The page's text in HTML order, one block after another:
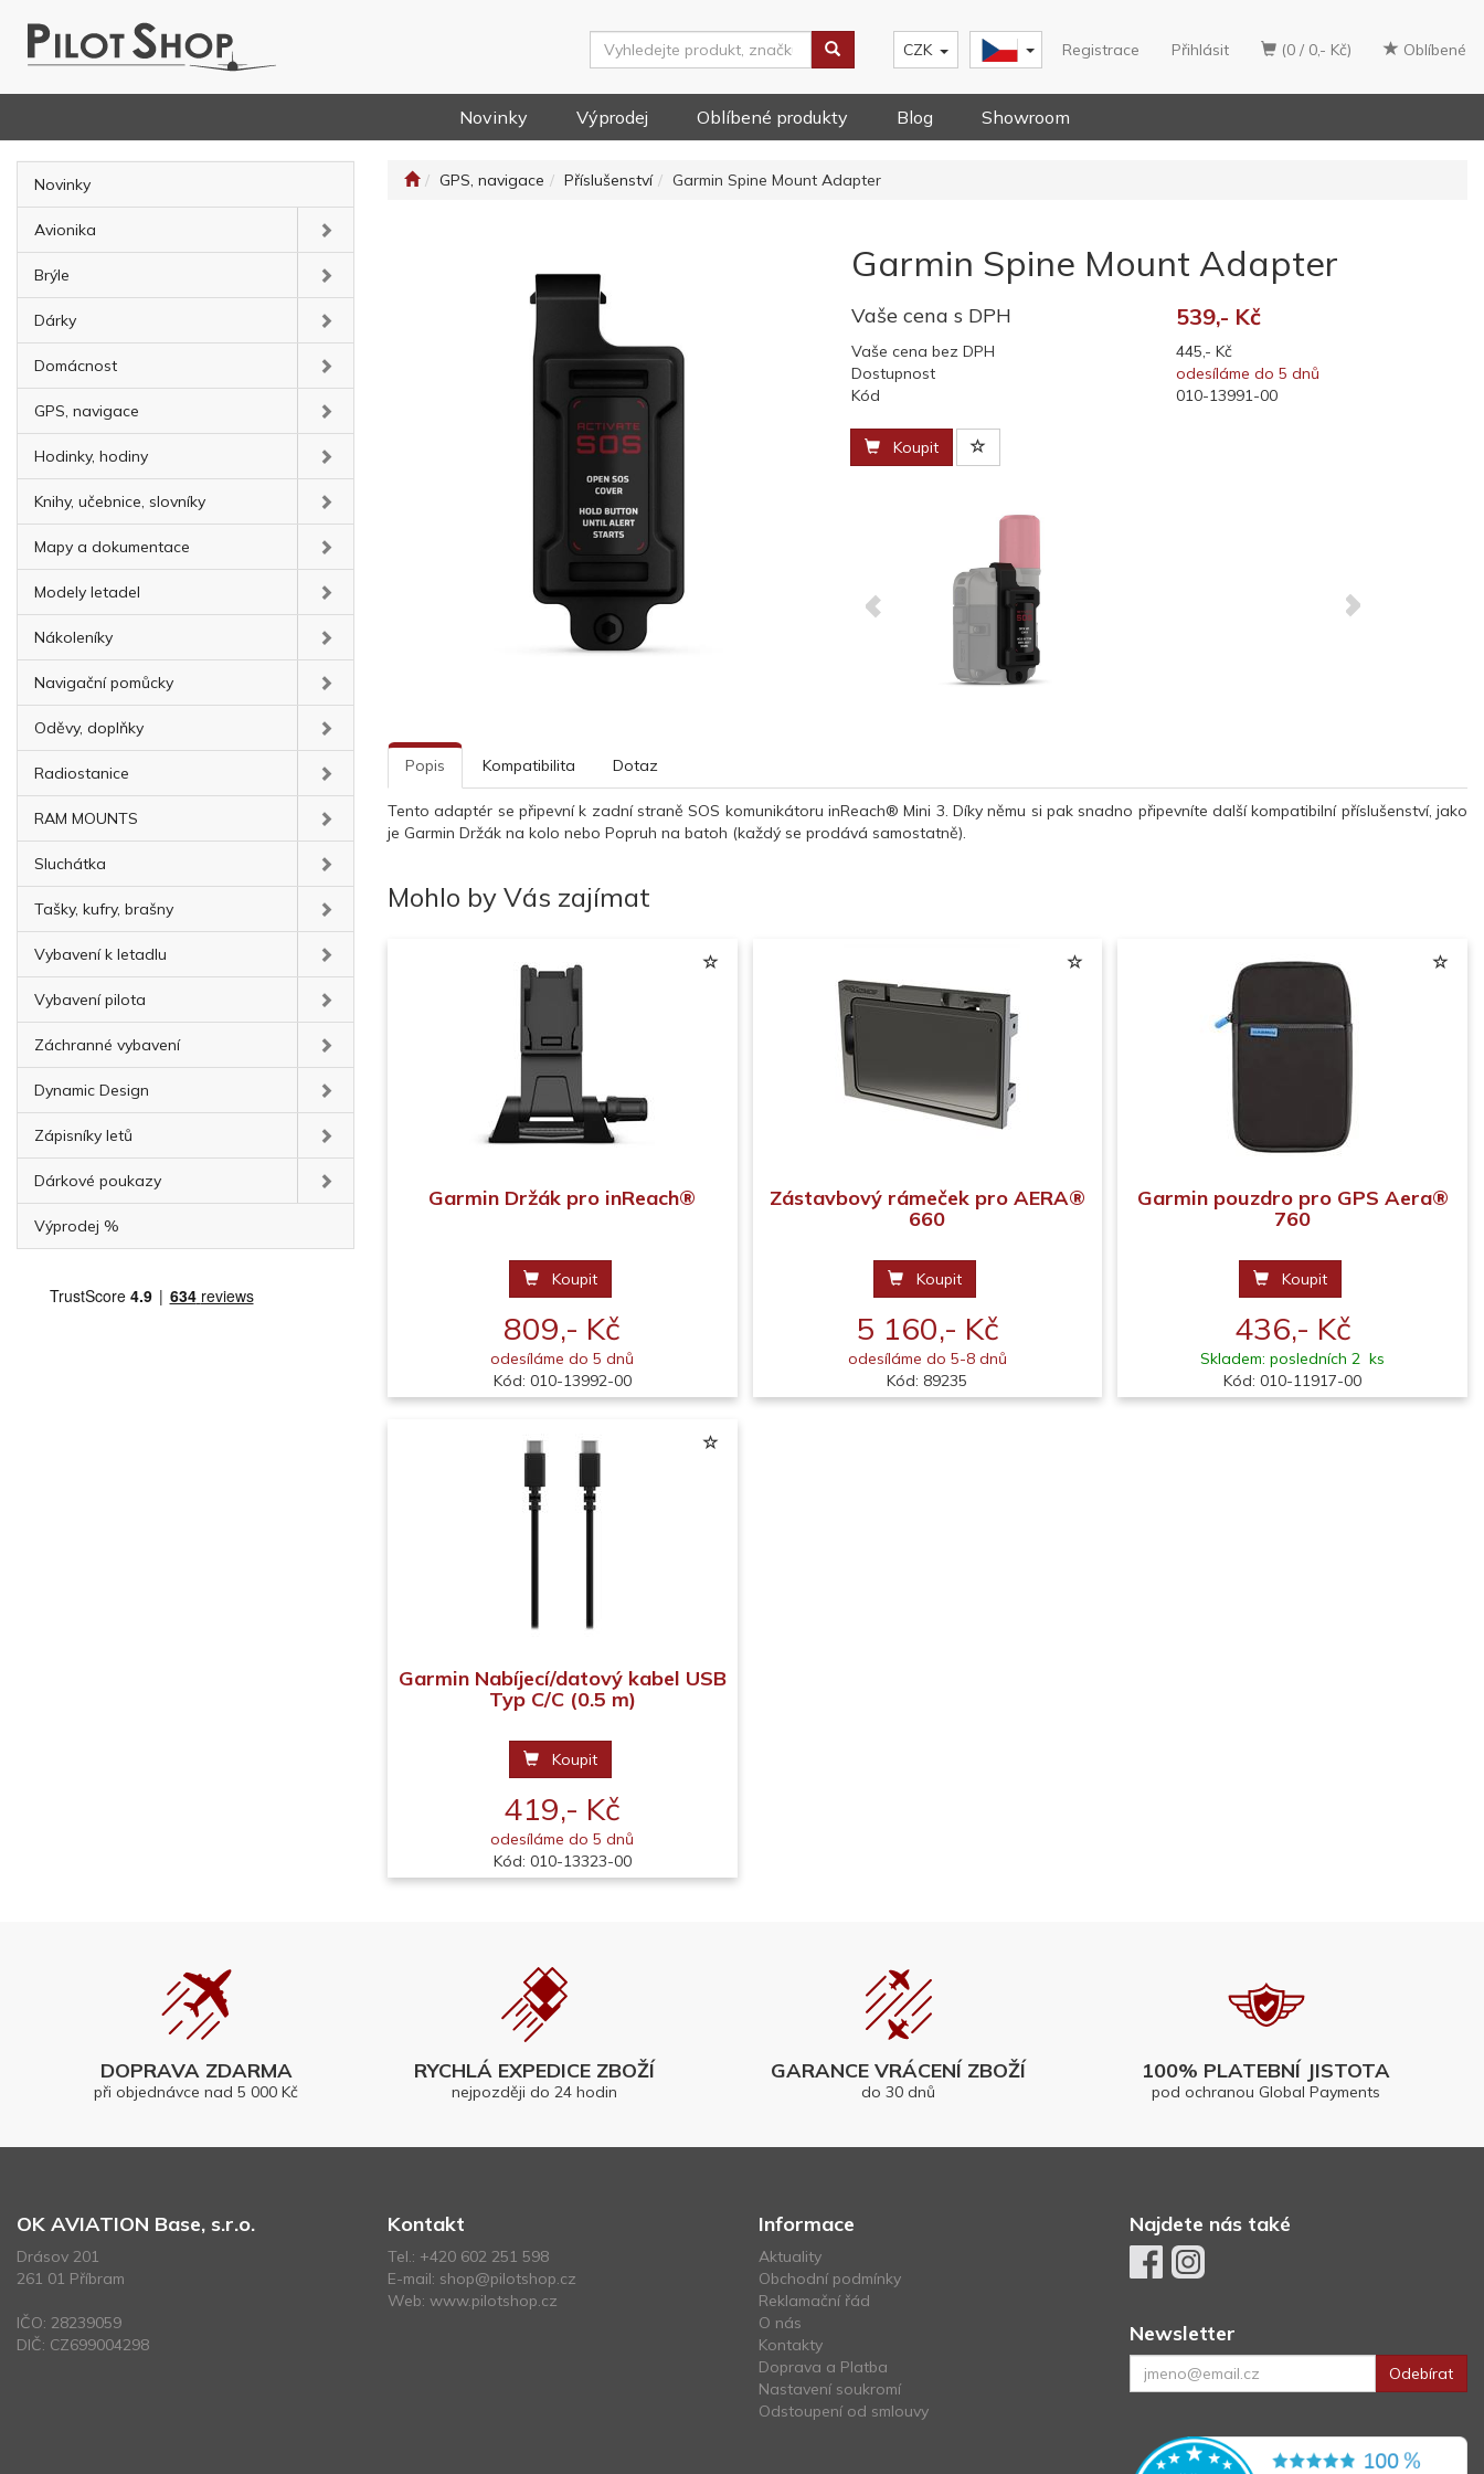
(0 / 0,- Kč) Oblíbené
Registrace Přihlásit
CZK
Novinky Výprodej Oblíbené produkty Blog Showroom
Novinky
Avionika
Brýle
Dárky
Domácnost
GPS, navigace
Hodinky, hodiny
Knihy, učebnice, slovníky
Mapy a dokumentace
Modely letadel
Nákoleníky
Navigační pomůcky
Oděvy, doplňky
Radiostanice
RAM MOUNTS
Sluchátka
Tašky, kufry, brašny
Vybavení k letadlu
Vybavení pilota
Záchranné vybavení
Dynamic Design
Zápisníky letů
Dárkové poukazy
Výprodej %
GPS, navigace Příslušenství Garmin Spine Mount Adapter
Garmin Spine Mount Adapter
Vaše cena s DPH 539,- Kč
Vaše cena bez DPH
445,- Kč
Dostupnost
odesíláme do 5 dnů
Kód
010-13991-00
Koupit
Popis Kompatibilita Dotaz
Tento adaptér se připevní k zadní straně SOS komunikátoru inReach® Mini 3. Díky němu si pak snadno připevníte další kompatibilní příslušenství, jako
je Garmin Držák na kolo nebo Popruh na batoh (každý se prodává samostatně).
Mohlo by Vás zajímat
Garmin Držák pro inReach®
Koupit
809,- Kč
odesíláme do 5 dnů
Kód: 010-13992-00
Zástavbový rámeček pro AERA®
660
Koupit
5 160,- Kč
odesíláme do 5-8 dnů
Kód: 89235
Garmin pouzdro pro GPS Aera®
760
Koupit
436,- Kč
Skladem: posledních 2 ks
Kód: 010-11917-00
Garmin Nabíjecí/datový kabel USB
Typ C/C (0.5 m)
Koupit
419,- Kč
odesíláme do 5 dnů
Kód: 010-13323-00
DOPRAVA ZDARMA
při objednávce nad 5 000 Kč
RYCHLÁ EXPEDICE ZBOŽÍ
nejpozději do 24 hodin
GARANCE VRÁCENÍ ZBOŽÍ
do 30 dnů
100% PLATEBNÍ JISTOTA
pod ochranou Global Payments
OK AVIATION Base, s.r.o.
Drásov 201
261 01 Příbram
IČO: 28239059
DIČ: CZ699004298
Kontakt
Tel.: +420 602 251 598
E-mail: shop@pilotshop.cz
Web: www.pilotshop.cz
Informace
Aktuality
Obchodní podmínky
Reklamační řád
O nás
Kontakty
Doprava a Platba
Nastavení soukromí
Odstoupení od smlouvy
Najdete nás také
Newsletter
Odebírat